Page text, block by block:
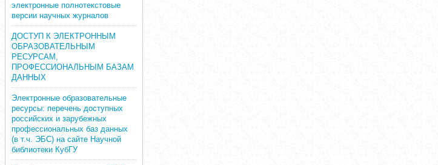
электронные полнотекстовые
версии научных журналов
ДОСТУП К ЭЛЕКТРОННЫМ
ОБРАЗОВАТЕЛЬНЫМ
РЕСУРСАМ,
ПРОФЕССИОНАЛЬНЫМ БАЗАМ
ДАННЫХ
Электронные образовательные
ресурсы: перечень доступных
российских и зарубежных
профессиональных баз данных
(в т.ч. ЭБС) на сайте Научной
библиотеки КубГУ